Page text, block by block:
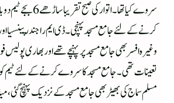
سروے کیا تھا۔ اتوار
کرنے کے لئے جامع مسجد پہنچی۔ ڈی ایم راجندر پینسیا
وغیرہ افسر بھی جامع مسجد پر پہنچے تھے اور بھاری
تعینات تھی۔ جامع مسجد کا سروے کرنے کے لئے ٹیم کو
مسلم سماج کی بھیڑ بھی جامع مسجد کے نزدیک پہنچ